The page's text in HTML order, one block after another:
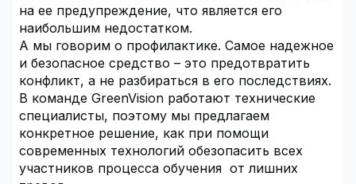
на ее предупреждение, что является его
наибольшим недостатком.
А мы говорим о профилактике. Самое надежное
и безопасное средство – это предотвратить
конфликт, а не разбираться в его последствиях.
В команде GreenVision работают технические
специалисты, поэтому мы предлагаем
конкретное решение, как при помощи
современных технологий обезопасить всех
участников процесса обучения от лишних